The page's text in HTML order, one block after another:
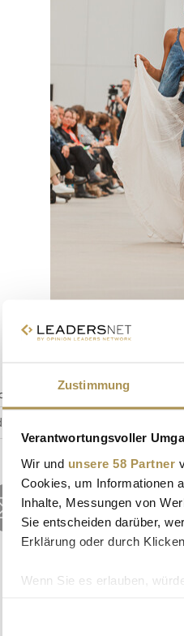
Zustimmung
Verantwortungsvoller
Wir und unsere 58 Partner
Cookies, um Informationen
Inhalte, Messungen von
Sie entscheiden darüber,
Erklärung oder durch
Wenn Sie es erlauben,